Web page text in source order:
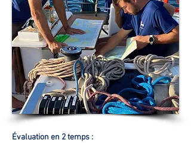
Évaluation en 2 temps :